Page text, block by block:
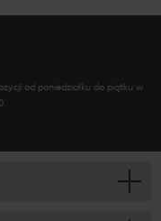
od poniedziałku do piątku w